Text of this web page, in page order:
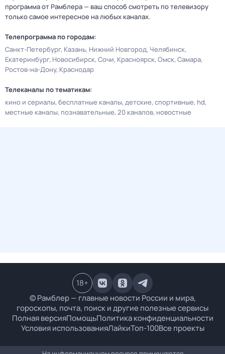
программа от Рамблера — ваш способ смотреть по телевизору
только самое интересное на любых каналах.
Телепрограмма по городам:
Санкт-Петербург Казань Нижний Новгород Челябинск
Екатеринбург Новосибирск Сочи Красноярск Омск Самара
Ростов-на-Дону Краснодар
Телеканалы по тематикам:
кино и сериалы бесплатные каналы детские спортивные hd
местные каналы познавательные 20 каналов новостные
© Рамблер — главные новости России и мира,
гороскопы, почта, поиск и другие полезные сервисы
Полная версияПомощьПолитика конфиденциальности
Условия использованияЛайкиТоп-100Все проекты
18+